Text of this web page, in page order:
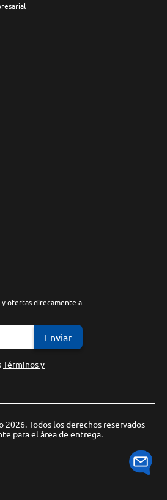
y ofertas direcamente a
Enviar
Términos y
Todos los derechos reservados
para el área de entrega.